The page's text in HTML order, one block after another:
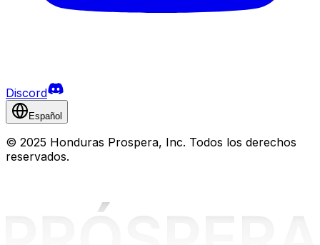
Discord
Español
© 2025 Honduras Prospera, Inc. Todos los derechos
reservados.